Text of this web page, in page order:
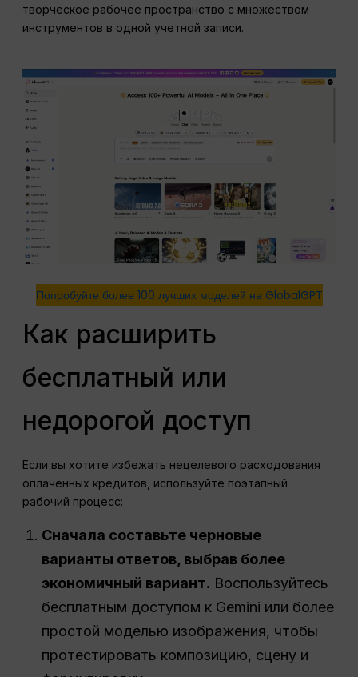
творческое рабочее пространство с множеством
инструментов в одной учетной записи.
Попробуйте более 100 лучших моделей на GlobalGPT
Как расширить
бесплатный или
недорогой доступ
Если вы хотите избежать нецелевого расходования
оплаченных кредитов, используйте поэтапный
рабочий процесс:
Сначала составьте черновые
варианты ответов, выбрав более
экономичный вариант. Воспользуйтесь
бесплатным доступом к Gemini или более
простой моделью изображения, чтобы
протестировать композицию, сцену и